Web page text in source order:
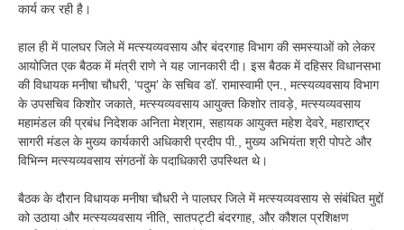
कार्य कर रही है।
हाल ही में पालघर जिले में मत्स्यव्यवसाय और बंदरगाह विभाग की समस्याओं को लेकर
आयोजित एक बैठक में मंत्री राणे ने यह जानकारी दी। इस बैठक में दहिसर विधानसभा
की विधायक मनीषा चौधरी, ‘पदुम’ के सचिव डॉ. रामास्वामी एन., मत्स्यव्यवसाय विभाग
के उपसचिव किशोर जकाते, मत्स्यव्यवसाय आयुक्त किशोर तावड़े, मत्स्यव्यवसाय
महामंडल की प्रबंध निदेशक अनिता मेश्राम, सहायक आयुक्त महेश देवरे, महाराष्ट्र
सागरी मंडल के मुख्य कार्यकारी अधिकारी प्रदीप पी., मुख्य अभियंता श्री पोपटे और
विभिन्न मत्स्यव्यवसाय संगठनों के पदाधिकारी उपस्थित थे।
बैठक के दौरान विधायक मनीषा चौधरी ने पालघर जिले में मत्स्यव्यवसाय से संबंधित मुद्दों
को उठाया और मत्स्यव्यवसाय नीति, सातपट्टी बंदरगाह, और कौशल प्रशिक्षण